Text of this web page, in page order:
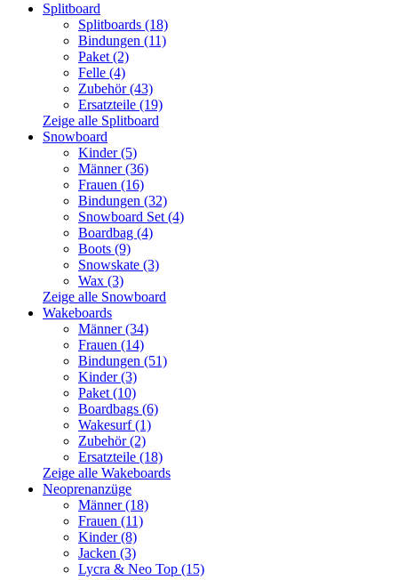
Splitboard
Splitboards (18)
Bindungen (11)
Paket (2)
Felle (4)
Zubehör (43)
Ersatzteile (19)
Zeige alle Splitboard
Snowboard
Kinder (5)
Männer (36)
Frauen (16)
Bindungen (32)
Snowboard Set (4)
Boardbag (4)
Boots (9)
Snowskate (3)
Wax (3)
Zeige alle Snowboard
Wakeboards
Männer (34)
Frauen (14)
Bindungen (51)
Kinder (3)
Paket (10)
Boardbags (6)
Wakesurf (1)
Zubehör (2)
Ersatzteile (18)
Zeige alle Wakeboards
Neoprenanzüge
Männer (18)
Frauen (11)
Kinder (8)
Jacken (3)
Lycra & Neo Top (15)